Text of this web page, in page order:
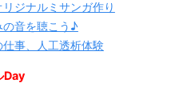
ジナルミサンガ作り
音を聴こう♪
事、人工透析体験
Day